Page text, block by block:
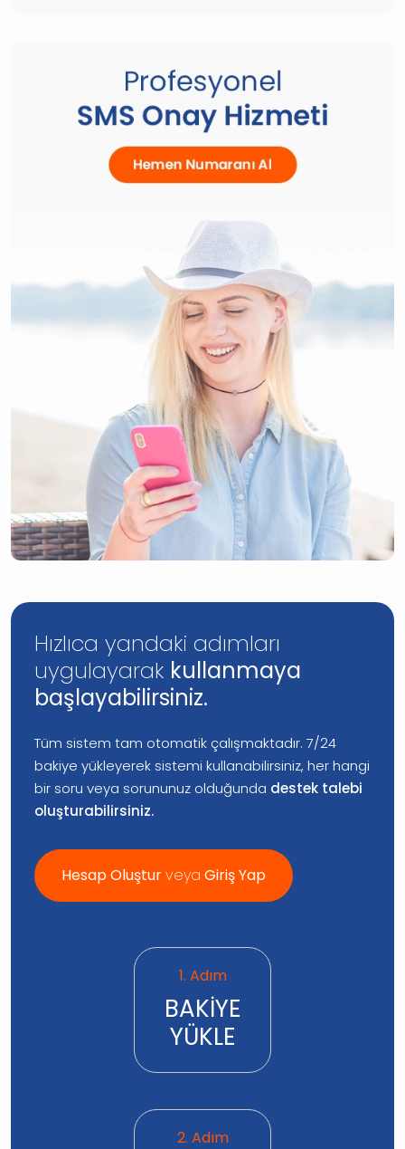
Hızlıca yandaki adımları
uygulayarak kullanmaya
başlayabilirsiniz.
Tüm sistem tam otomatik çalışmaktadır. 7/24
bakiye yükleyerek sistemi kullanabilirsiniz, her hangi
bir soru veya sorununuz olduğunda destek talebi
oluşturabilirsiniz.
Hesap Oluşturveya Giriş Yap
1. Adım
BAKİYE
YÜKLE
2. Adım